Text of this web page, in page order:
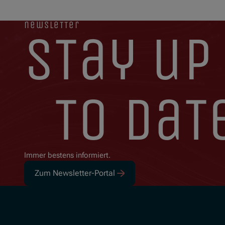
newsletter
stay up
to
Immer bestens informiert.
Zum Newsletter-Portal